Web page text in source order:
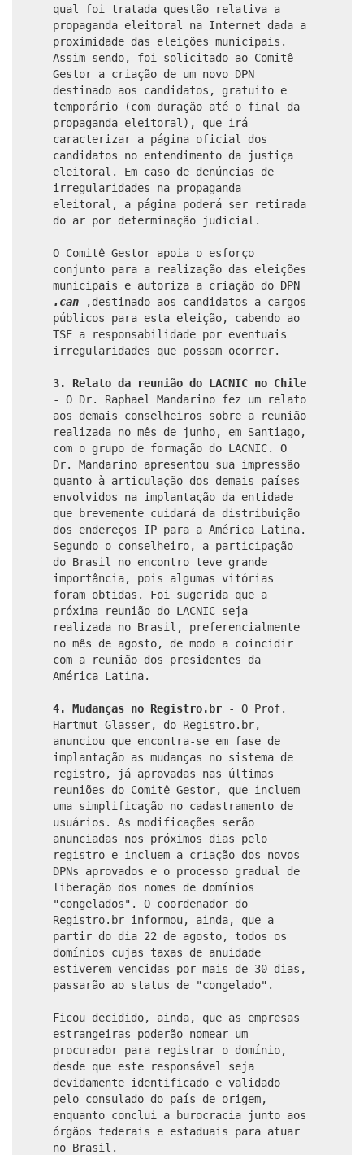
qual foi tratada questão relativa a
propaganda eleitoral na Internet dada a
proximidade das eleições municipais.
Assim sendo, foi solicitado ao Comitê
Gestor a criação de um novo DPN
destinado aos candidatos, gratuito e
temporário (com duração até o final da
propaganda eleitoral), que irá
caracterizar a página oficial dos
candidatos no entendimento da justiça
eleitoral. Em caso de denúncias de
irregularidades na propaganda
eleitoral, a página poderá ser retirada
do ar por determinação judicial.
O Comitê Gestor apoia o esforço
conjunto para a realização das eleições
municipais e autoriza a criação do DPN
.can
,destinado aos candidatos a cargos
públicos para esta eleição, cabendo ao
TSE a responsabilidade por eventuais
irregularidades que possam ocorrer.
3. Relato da reunião do LACNIC no Chile
- O Dr. Raphael Mandarino fez um relato
aos demais conselheiros sobre a reunião
realizada no mês de junho, em Santiago,
com o grupo de formação do LACNIC. O
Dr. Mandarino apresentou sua impressão
quanto à articulação dos demais países
envolvidos na implantação da entidade
que brevemente cuidará da distribuição
dos endereços IP para a América Latina.
Segundo o conselheiro, a participação
do Brasil no encontro teve grande
importância, pois algumas vitórias
foram obtidas. Foi sugerida que a
próxima reunião do LACNIC seja
realizada no Brasil, preferencialmente
no mês de agosto, de modo a coincidir
com a reunião dos presidentes da
América Latina.
4. Mudanças no Registro.br - O Prof.
Hartmut Glasser, do Registro.br,
anunciou que encontra-se em fase de
implantação as mudanças no sistema de
registro, já aprovadas nas últimas
reuniões do Comitê Gestor, que incluem
uma simplificação no cadastramento de
usuários. As modificações serão
anunciadas nos próximos dias pelo
registro e incluem a criação dos novos
DPNs aprovados e o processo gradual de
liberação dos nomes de domínios
"congelados". O coordenador do
Registro.br informou, ainda, que a
partir do dia 22 de agosto, todos os
domínios cujas taxas de anuidade
estiverem vencidas por mais de 30 dias,
passarão ao status de "congelado".
Ficou decidido, ainda, que as empresas
estrangeiras poderão nomear um
procurador para registrar o domínio,
desde que este responsável seja
devidamente identificado e validado
pelo consulado do país de origem,
enquanto conclui a burocracia junto aos
órgãos federais e estaduais para atuar
no Brasil.